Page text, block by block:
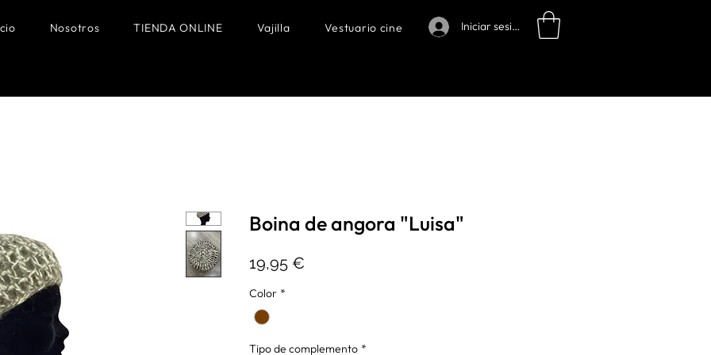
Nosotros TIENDA ONLINE Vajilla Vestuario cine Iniciar sesión
Boina de angora "Luisa"
19,95 €
Color *
Tipo de complemento *